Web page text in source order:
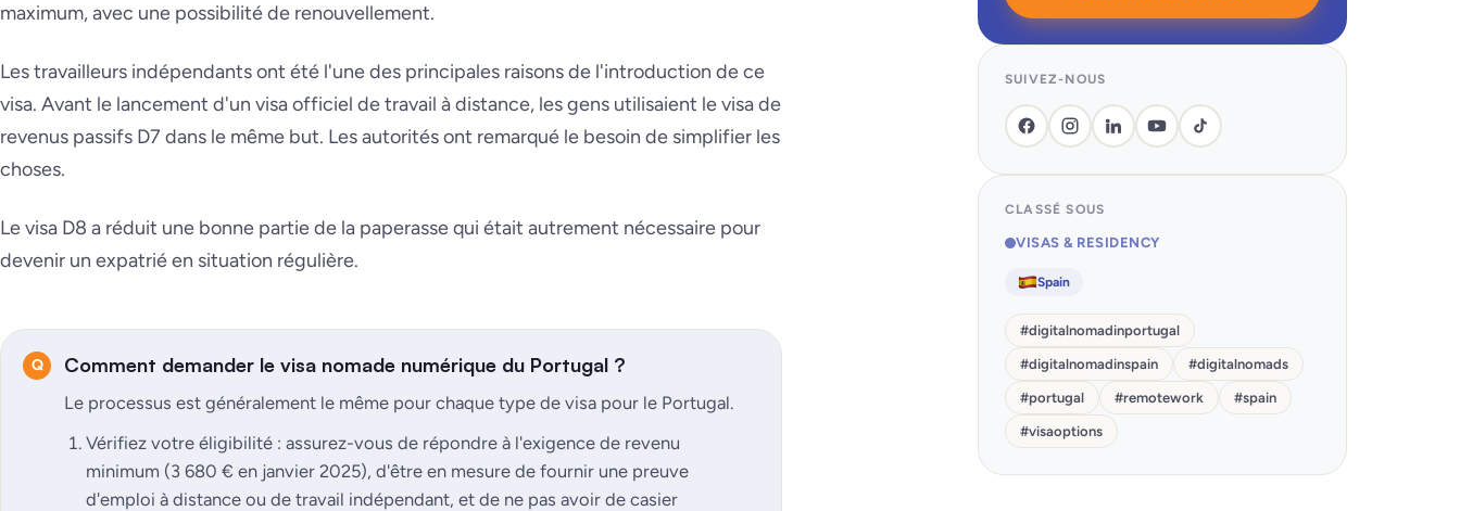
maximum, avec une possibilité de renouvellement.
Les travailleurs indépendants ont été l'une des principales raisons de l'introduction de ce
visa. Avant le lancement d'un visa officiel de travail à distance, les gens utilisaient le visa de
revenus passifs D7 dans le même but. Les autorités ont remarqué le besoin de simplifier les
choses.
Le visa D8 a réduit une bonne partie de la paperasse qui était autrement nécessaire pour
devenir un expatrié en situation régulière.
Comment demander le visa nomade numérique du Portugal ?
Le processus est généralement le même pour chaque type de visa pour le Portugal.
Vérifiez votre éligibilité : assurez-vous de répondre à l'exigence de revenu
minimum (3 680 € en janvier 2025), d'être en mesure de fournir une preuve
d'emploi à distance ou de travail indépendant, et de ne pas avoir de casier
SUIVEZ-NOUS
CLASSÉ SOUS
VISAS & RESIDENCY
Spain
#digitalnomadinportugal
#digitalnomadinspain #digitalnomads
#portugal #remotework #spain
#visaoptions